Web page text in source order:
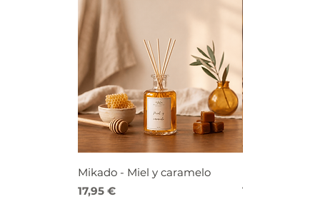
Mikado - Miel y caramelo
Precio
17,95 €
Precio
17,95 €